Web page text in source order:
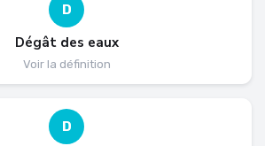
D
Dégât des eaux
Voir la définition
D